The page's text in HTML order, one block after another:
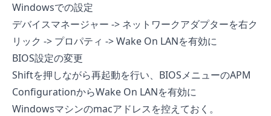
Windowsでの設定
デバイスマネージャー -> ネットワークアダプターを右ク
リック -> プロパティ -> Wake On LANを有効に
BIOS設定の変更
Shiftを押しながら再起動を行い、BIOSメニューのAPM
ConfigurationからWake On LANを有効に
Windowsマシンのmacアドレスを控えておく。